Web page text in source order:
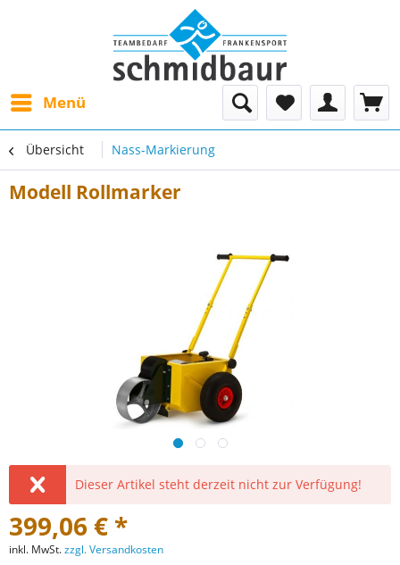
Menü
Übersicht Nass-Markierung
Modell Rollmarker
Dieser Artikel steht derzeit nicht zur Verfügung!
399,06 € *
inkl. MwSt.zzgl. Versandkosten